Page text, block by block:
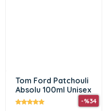
Tom Ford Patchouli
Absolu 100ml Unisex
-%34